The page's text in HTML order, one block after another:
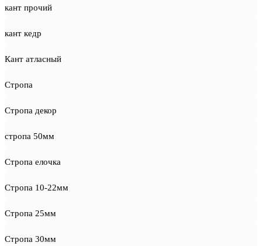
кант прочий
кант кедр
Кант атласный
Стропа
Стропа декор
стропа 50мм
Стропа елочка
Стропа 10-22мм
Стропа 25мм
Стропа 30мм